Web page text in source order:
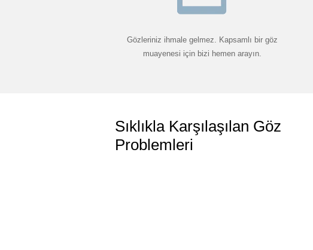
Gözleriniz ihmale gelmez. Kapsamlı bir göz
muayenesi için bizi hemen arayın.
Sıklıkla Karşılaşılan Göz
Problemleri